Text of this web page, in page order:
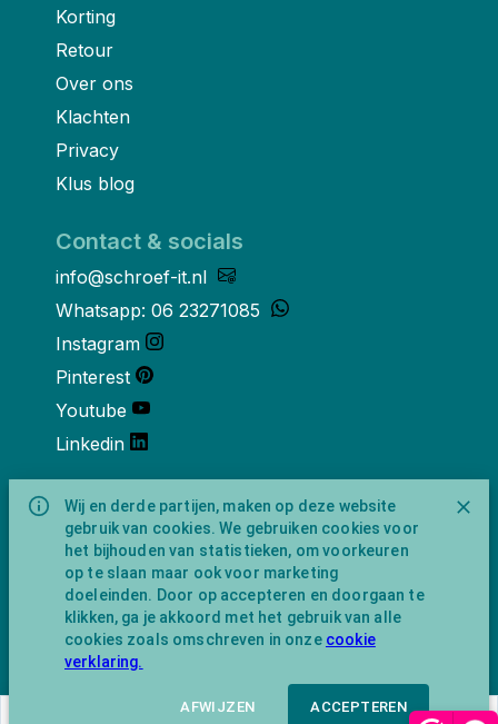
Wij en derde partijen, maken op deze website
gebruik van cookies. We gebruiken cookies voor
het bijhouden van statistieken, om voorkeuren
op te slaan maar ook voor marketing
doeleinden. Door op accepteren en doorgaan te
klikken, ga je akkoord met het gebruik van alle
cookies zoals omschreven in onze cookie
verklaring.
AFWIJZEN ACCEPTEREN
Korting
Retour
Over ons
Klachten
Privacy
Klus blog
Contact & socials
info@schroef-it.nl
Whatsapp: 06 23271085
Instagram
Pinterest
Youtube
Linkedin
Over ons
Schroef-it is een handelsnaam van
NewFeather B.V. geregisteerd onder KVK
nummer 91702593 met BTW-
identificatienummer NL865743009B01.
Postadres Amsterdamseweg 91 1422 AC
Uithoorn (geen bezoekadres).